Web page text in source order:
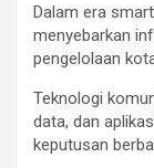
Dalam era
menyebarkan
pengelolaan
Teknologi
data, dan
keputusan